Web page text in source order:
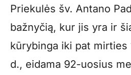
Priekulės šv. Antano
bažnyčią, kur jis yra ir
kūrybinga iki pat mirties
d., eidama 92-uosius